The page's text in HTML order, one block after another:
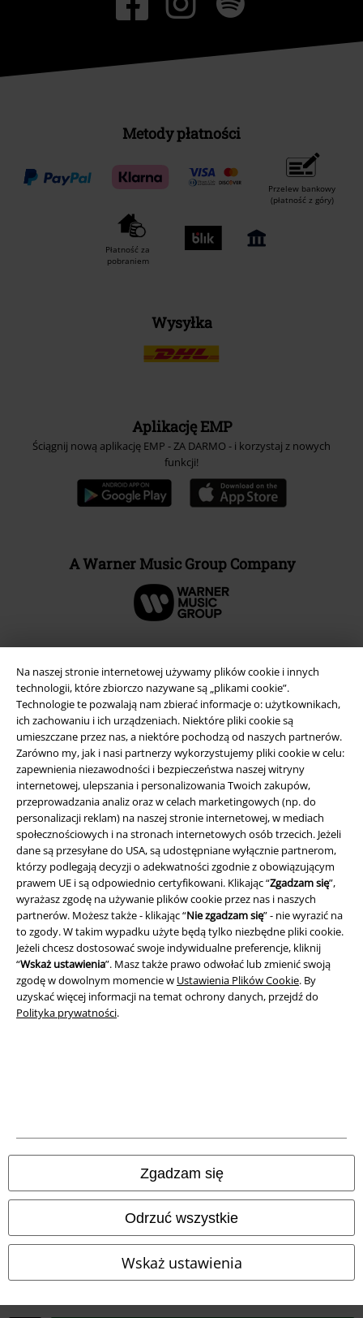
Na naszej stronie internetowej używamy plików cookie i innych
technologii, które zbiorczo nazywane są „plikami cookie”.
Technologie te pozwalają nam zbierać informacje o: użytkownikach,
ich zachowaniu i ich urządzeniach. Niektóre pliki cookie są
umieszczane przez nas, a niektóre pochodzą od naszych partnerów.
Zarówno my, jak i nasi partnerzy wykorzystujemy pliki cookie w celu:
zapewnienia niezawodności i bezpieczeństwa naszej witryny
internetowej, ulepszania i personalizowania Twoich zakupów,
przeprowadzania analiz oraz w celach marketingowych (np. do
personalizacji reklam) na naszej stronie internetowej, w mediach
społecznościowych i na stronach internetowych osób trzecich. Jeżeli
dane są przesyłane do USA, są udostępniane wyłącznie partnerom,
którzy podlegają decyzji o adekwatności zgodnie z obowiązującym
prawem UE i są odpowiednio certyfikowani. Klikając “Zgadzam się”,
wyrażasz zgodę na używanie plików cookie przez nas i naszych
partnerów. Możesz także - klikając “Nie zgadzam się” - nie wyrazić na
to zgody. W takim wypadku użyte będą tylko niezbędne pliki cookie.
Jeżeli chcesz dostosować swoje indywidualne preferencje, kliknij
“Wskaż ustawienia”. Masz także prawo odwołać lub zmienić swoją
zgodę w dowolnym momencie w Ustawienia Plików Cookie. By
uzyskać więcej informacji na temat ochrony danych, przejdź do
Polityka prywatności.
Zgadzam się
Odrzuć wszystkie
Wskaż ustawienia
Metody płatności
Przelew bankowy
(płatność z góry)
Płatność za
pobraniem
Wysyłka
Aplikację EMP
Ściągnij nową aplikację EMP - ZA DARMO - i korzystaj z nowych
funkcji!
A Warner Music Group Company
Informacje prawne
Regulamin
Dane firmy
Polityka prywatności
Unieszkodliwianie odpadów i ochrona środowiska
Deklaracja Zgodności
Informacje dotyczące dostępności
wysyłki.
© 1986-2026 E.M.P. Merchandising HGmbH
Sklepy internetowe EMP
EMP International
EMP France